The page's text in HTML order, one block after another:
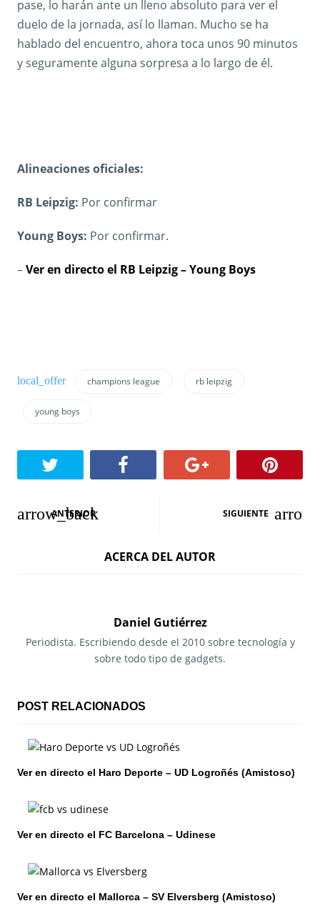
pase, lo harán ante un lleno absoluto para ver el
duelo de la jornada, así lo llaman. Mucho se ha
hablado del encuentro, ahora toca unos 90 minutos
y seguramente alguna sorpresa a lo largo de él.
Alineaciones oficiales:
RB Leipzig: Por confirmar
Young Boys: Por confirmar.
–Ver en directo el RB Leipzig – Young Boys
champions league rb leipzig
young boys
N
a
i
n
d
e
e
n
t
ANTERIOR SIGUIENTE
ACERCA DEL AUTOR
Daniel Gutiérrez
Periodista. Escribiendo desde el 2010 sobre tecnología y
sobre todo tipo de gadgets.
POST RELACIONADOS
Ver en directo el Haro Deporte – UD Logroñés (Amistoso)
Ver en directo el FC Barcelona – Udinese
Ver en directo el Mallorca – SV Elversberg (Amistoso)